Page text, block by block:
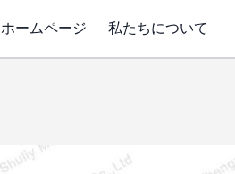
ホームページ 私たちについて